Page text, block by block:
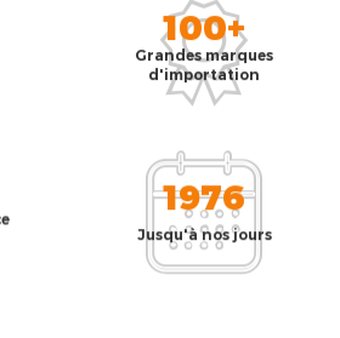
100+
Grandes marques
d'importation
1976
Jusqu'à nos jours